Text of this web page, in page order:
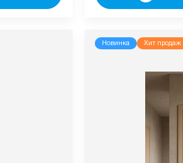
Новинка Хит продаж